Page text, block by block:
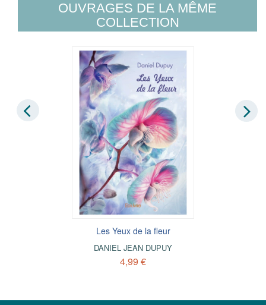
OUVRAGES DE LA MÊME
COLLECTION
Les Yeux de la fleur
DANIEL JEAN DUPUY
4,99 €